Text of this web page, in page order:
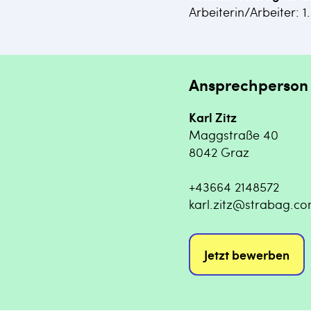
Arbeiterin/Arbeiter:
Ansprechperson
Karl Zitz
Maggstraße 40
8042 Graz
+43664 2148572
Jetzt bewerben